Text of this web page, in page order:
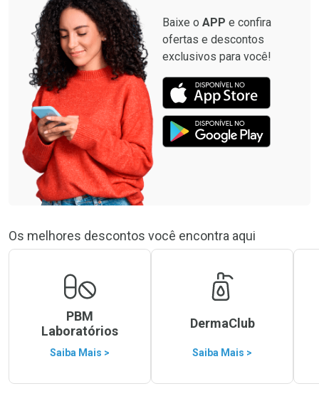
Baixe o APP e confira
ofertas e descontos
exclusivos para você!
Os melhores descontos você encontra aqui
PBM
Laboratórios
Saiba Mais >
DermaClub
Saiba Mais >